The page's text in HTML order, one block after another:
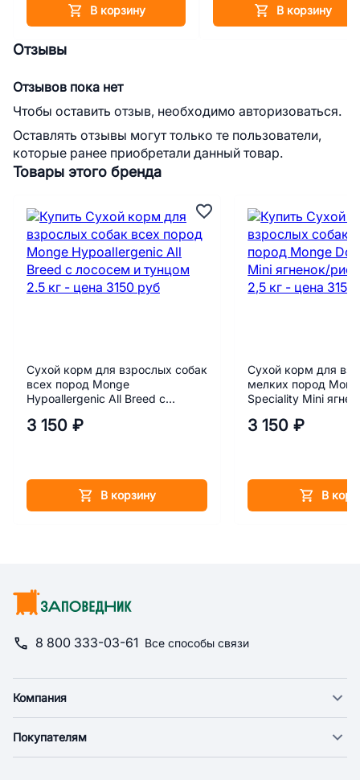
В корзину В корзину
Товары этого бренда
Сухой корм для взрослых собак
всех пород Monge
Hypoallergenic All Breed c
3 150 ₽
В корзину
Сухой корм для
мелких пород
Speciality Mini
3 150 ₽
В
Отзывы
Отзывов пока нет
Чтобы оставить отзыв, необходимо авторизоваться.
Оставлять отзывы могут только те пользователи,
которые ранее приобретали данный товар.
8 800 333-03-61 Все способы связи
Компания
Новости
Покупателям